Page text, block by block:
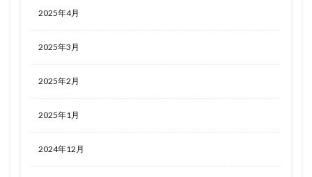
2025年4月
2025年3月
2025年2月
2025年1月
2024年12月